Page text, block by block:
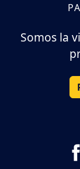
Somos la